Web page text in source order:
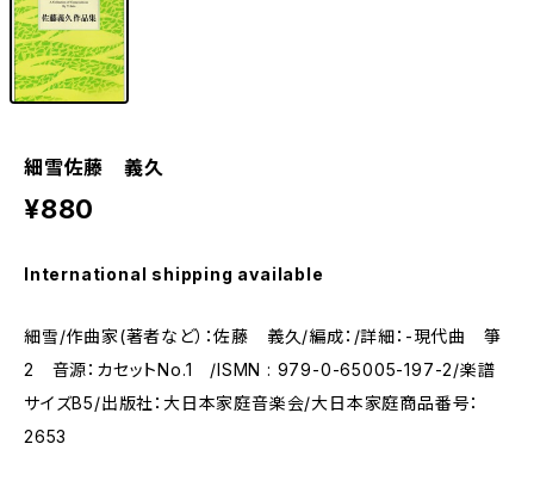
細雪佐藤 義久
¥880
International shipping available
細雪/作曲家(著者など）：佐藤 義久/編成：/詳細：-現代曲 箏
2 音源：カセットNo.1 /ISMN : 979-0-65005-197-2/楽譜
サイズB5/出版社：大日本家庭音楽会/大日本家庭商品番号：
2653